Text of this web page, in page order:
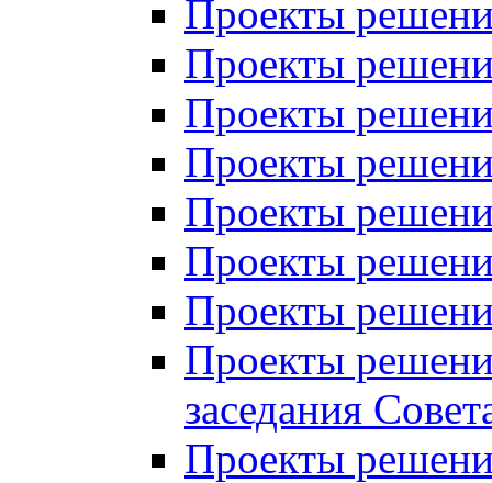
Проекты
Проекты
Проекты
Проекты
Проекты
Проекты
Проекты
Проекты
заседания
Проекты